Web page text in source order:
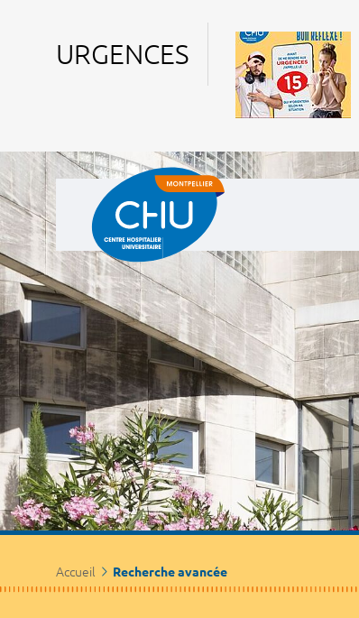
URGENCES
Accueil Recherche avancée